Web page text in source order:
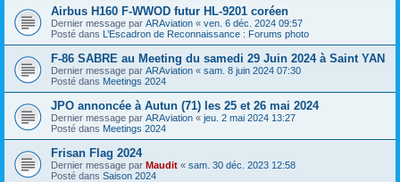
Airbus H160 F-WWOD futur HL-9201 coréen
Dernier message par ARAviation « ven. 6 déc. 2024 09:57
Posté dans L’Escadron de Reconnaissance : Forums photo
F-86 SABRE au Meeting du samedi 29 Juin 2024 à Saint YAN
Dernier message par ARAviation « sam. 8 juin 2024 07:30
Posté dans Meetings 2024
JPO annoncée à Autun (71) les 25 et 26 mai 2024
Dernier message par ARAviation « jeu. 2 mai 2024 13:27
Posté dans Meetings 2024
Frisan Flag 2024
Dernier message par Maudit « sam. 30 déc. 2023 12:58
Posté dans Saison 2024